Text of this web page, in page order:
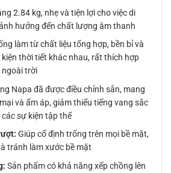
2.84 kg, nhẹ và tiện lợi cho việc di
hưởng đến chất lượng âm thanh
làm từ chất liệu tổng hợp, bền bỉ và
thời tiết khác nhau, rất thích hợp
ngoài trời
Napa đã được điều chỉnh sẵn, mang
và ấm áp, giảm thiểu tiếng vang sắc
sự kiện tập thể
Giúp cố định trống trên mọi bề mặt,
tránh làm xước bề mặt
Sản phẩm có khả năng xếp chồng lên